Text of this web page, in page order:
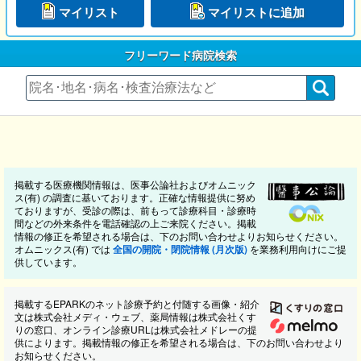
マイリスト マイリストに追加
フリーワード病院検索
掲載する医療機関情報は、医事公論社およびオムニック
ス(有) の調査に基いております。正確な情報提供に努め
ておりますが、受診の際は、前もって診療科目・診療時
間などの外来条件を電話確認の上ご来院ください。掲載
情報の修正を希望される場合は、下のお問い合わせよりお知らせください。
オムニックス(有) では 全国の開院・閉院情報 (月次版) を業務利用向けにご提
供しています。
掲載するEPARKのネット診療予約と付随する画像・紹介
文は株式会社メディ・ウェブ、薬局情報は株式会社くす
りの窓口、オンライン診療URLは株式会社メドレーの提
供によります。掲載情報の修正を希望される場合は、下のお問い合わせより
お知らせください。